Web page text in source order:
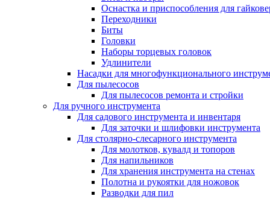
Оснастка и приспособления для
Переходники
Биты
Головки
Наборы торцевых головок
Удлинители
Насадки для многофункционального
Для пылесосов
Для пылесосов ремонта и стройки
Для ручного инструмента
Для садового инструмента и инвентаря
Для заточки и шлифовки инструмента
Для столярно-слесарного инструмента
Для молотков, кувалд и топоров
Для напильников
Для хранения инструмента на стенах
Полотна и рукоятки для ножовок
Разводки для пил